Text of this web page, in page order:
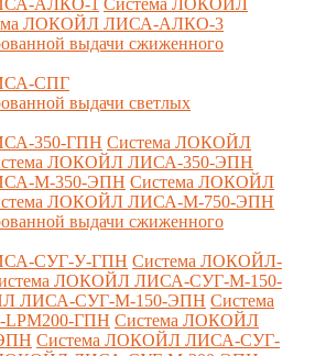
ЛОКОЙЛ ЛИСА-АЛКО-3
выдачи сжиженного
СПГ
выдачи светлых
350-ГПН Система ЛОКОЙЛ
ЛОКОЙЛ ЛИСА-350-ЭПН
М-350-ЭПН Система ЛОКОЙЛ
ЛОКОЙЛ ЛИСА-М-750-ЭПН
выдачи сжиженного
СУГ-У-ГПН Система ЛОКОЙЛ-
ЛОКОЙЛ ЛИСА-СУГ-М-150-
ЛИСА-СУГ-М-150-ЭПН Система
ГПН Система ЛОКОЙЛ
Система ЛОКОЙЛ ЛИСА-СУГ-